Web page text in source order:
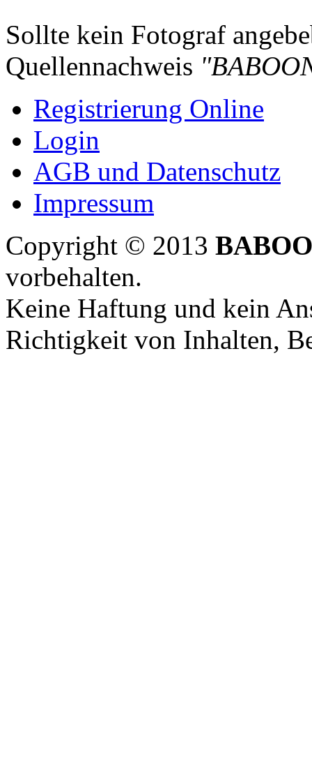
Sollte kein Fotograf
Quellennachweis
Registrierung Online
Login
AGB und Datenschutz
Impressum
Copyright © 2013
vorbehalten.
Keine Haftung und kein
Richtigkeit von Inhalten,